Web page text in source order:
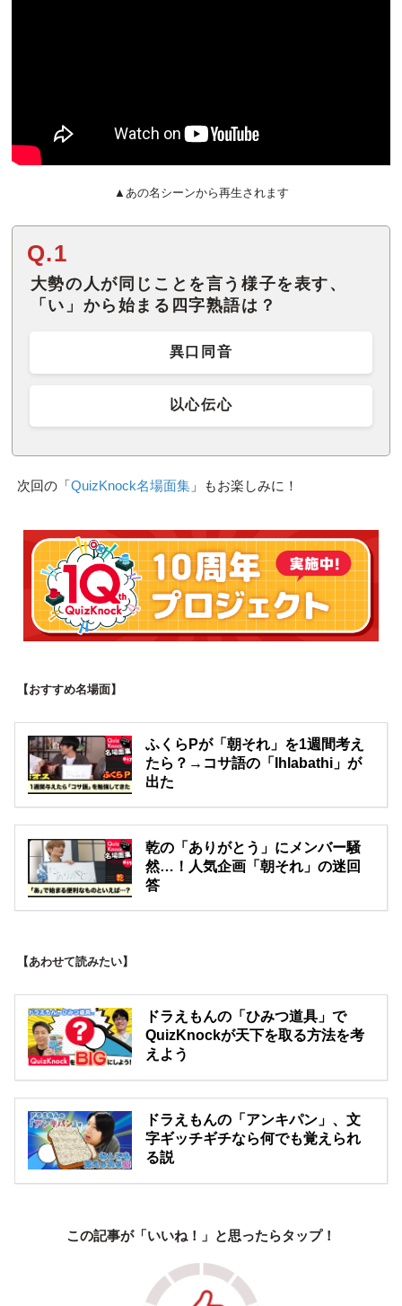
▲あの名シーンから再生されます
Q.1
大勢の人が同じことを言う様子を表す、
「い」から始まる四字熟語は？
異口同音
以心伝心
次回の「QuizKnock名場面集」もお楽しみに！
【おすすめ名場面】
ふくらPが「朝それ」を1週間考え
たら？→コサ語の「Ihlabathi」が
出た
乾の「ありがとう」にメンバー騒
然…！人気企画「朝それ」の迷回
答
【あわせて読みたい】
ドラえもんの「ひみつ道具」で
QuizKnockが天下を取る方法を考
えよう
ドラえもんの「アンキパン」、文
字ギッチギチなら何でも覚えられ
る説
この記事が「いいね！」と思ったらタップ！